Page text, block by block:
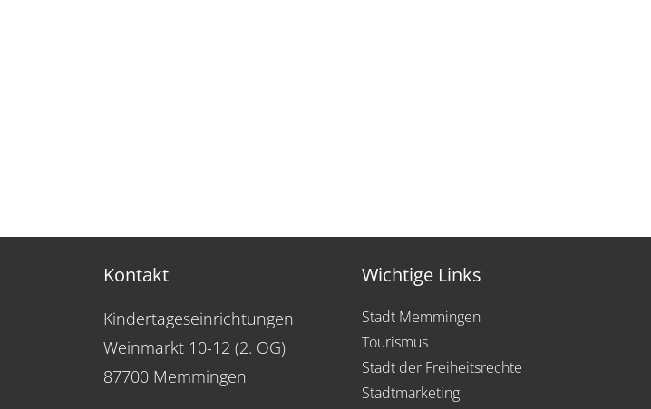
Kontakt
Kindertageseinrichtungen
Weinmarkt 10-12 (2. OG)
87700 Memmingen
Wichtige Links
Stadt Memmingen
Tourismus
Stadt der Freiheitsrechte
Stadtmarketing